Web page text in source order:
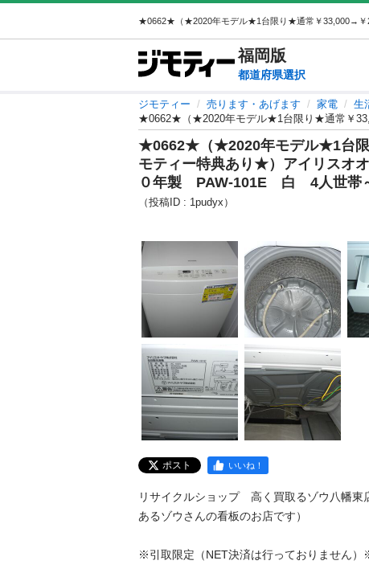
福岡版
都道府県選択
ジモティー 売ります・あげます 家電 生
★0662★（★2020年モデル★1台
モティー特典あり★）アイリスオ
０年製 PAW-101E 白 4人世帯
（投稿ID : 1pudyx）
ポスト いいね！
リサイクルショップ　高く買取るゾウ八幡東
あるゾウさんの看板のお店です）
※引取限定（NET決済は行っておりません）